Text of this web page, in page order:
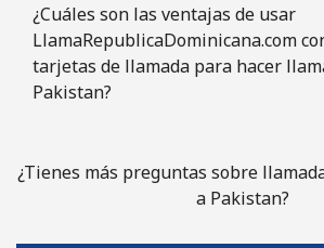
¿Cuáles son las ventajas de usar
LlamaRepublicaDominicana.com
tarjetas de llamada para hacer
Pakistan?
¿Tienes más preguntas sobre
a Pakistan?